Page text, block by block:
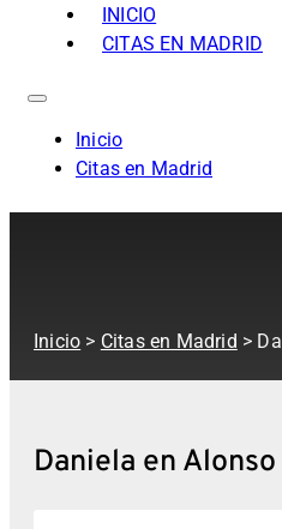
INICIO
CITAS EN MADRID
Inicio
Citas en Madrid
Inicio > Citas en Madrid >
Daniela en